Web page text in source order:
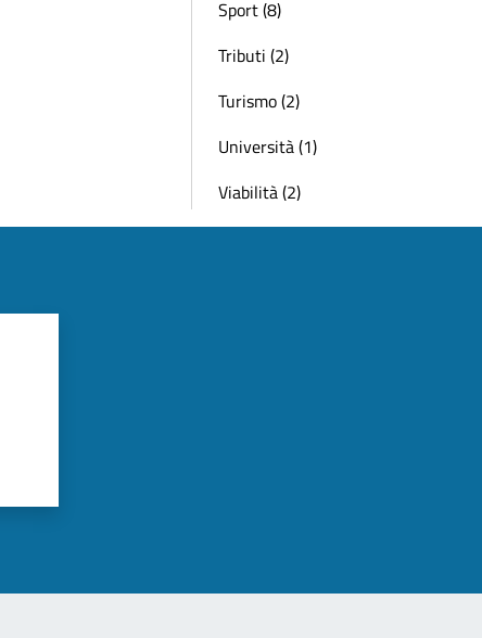
Sport (8)
Tributi (2)
Turismo (2)
Università (1)
Viabilità (2)